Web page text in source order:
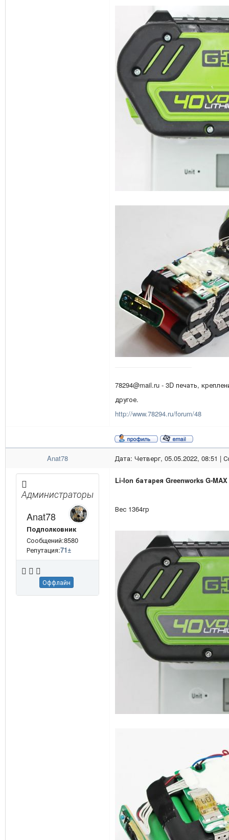
78294@mail.ru - 3D печать,
другое.
http://www.78294.ru/forum/48
Anat78 Дата: Четверг, 05.05.2022, 08:51 |
Администраторы
Anat78
Подполковник
Сообщений:8580
Репутация:71±
Оффлайн
Li-Ion батарея Greenworks G-MAX
Вес 1364гр